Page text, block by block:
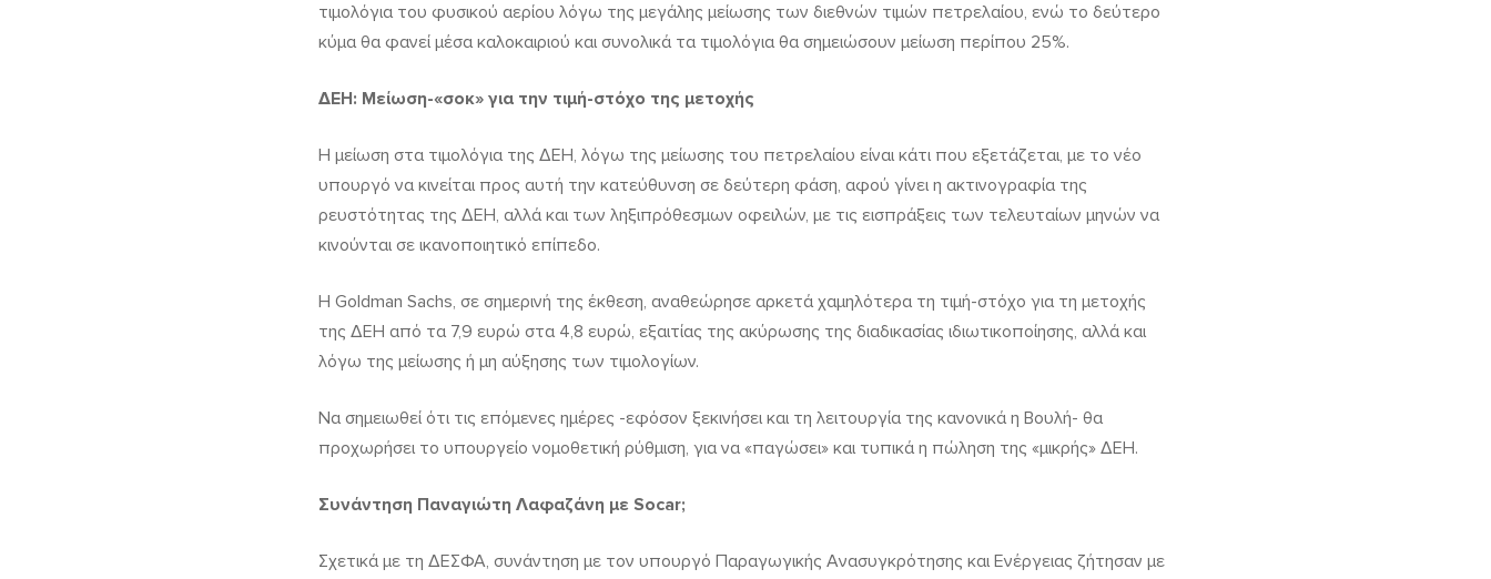
τιμολόγια του φυσικού αερίου λόγω της μεγάλης μείωσης των διεθνών τιμών πετρελαίου, ενώ το δεύτερο
κύμα θα φανεί μέσα καλοκαιριού και συνολικά τα τιμολόγια θα σημειώσουν μείωση περίπου 25%.
ΔΕΗ: Μείωση-«σοκ» για την τιμή-στόχο της μετοχής
Η μείωση στα τιμολόγια της ΔΕΗ, λόγω της μείωσης του πετρελαίου είναι κάτι που εξετάζεται, με το νέο
υπουργό να κινείται προς αυτή την κατεύθυνση σε δεύτερη φάση, αφού γίνει η ακτινογραφία της
ρευστότητας της ΔΕΗ, αλλά και των ληξιπρόθεσμων οφειλών, με τις εισπράξεις των τελευταίων μηνών να
κινούνται σε ικανοποιητικό επίπεδο.
Η Goldman Sachs, σε σημερινή της έκθεση, αναθεώρησε αρκετά χαμηλότερα τη τιμή-στόχο για τη μετοχής
της ΔΕΗ από τα 7,9 ευρώ στα 4,8 ευρώ, εξαιτίας της ακύρωσης της διαδικασίας ιδιωτικοποίησης, αλλά και
λόγω της μείωσης ή μη αύξησης των τιμολογίων.
Να σημειωθεί ότι τις επόμενες ημέρες -εφόσον ξεκινήσει και τη λειτουργία της κανονικά η Βουλή- θα
προχωρήσει το υπουργείο νομοθετική ρύθμιση, για να «παγώσει» και τυπικά η πώληση της «μικρής» ΔΕΗ.
Συνάντηση Παναγιώτη Λαφαζάνη με Socar;
Σχετικά με τη ΔΕΣΦΑ, συνάντηση με τον υπουργό Παραγωγικής Ανασυγκρότησης και Ενέργειας ζήτησαν με